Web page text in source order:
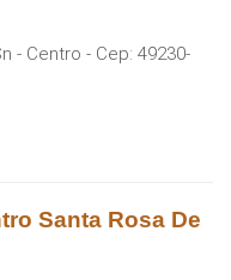
- Centro - Cep: 49230-
Santa Rosa De